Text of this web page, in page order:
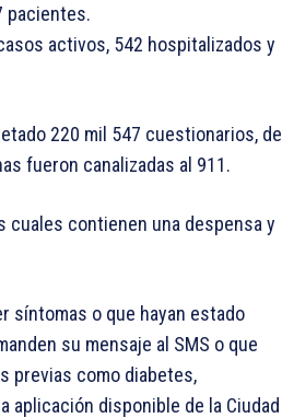
pacientes.
activos, 542 hospitalizados y
220 mil 547 cuestionarios, de
fueron canalizadas al 911.
cuales contienen una despensa y
síntomas o que hayan estado
su mensaje al SMS o que
previas como diabetes,
aplicación disponible de la Ciudad